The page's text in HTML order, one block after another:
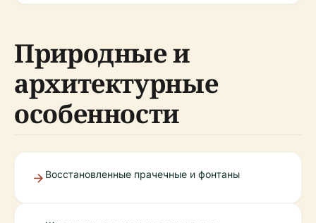
Природные и
архитектурные
особенности
Восстановленные прачечные и фонтаны